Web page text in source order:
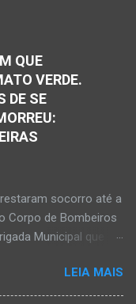
QUE
VERDE.
DE SE
socorro até a
Corpo de Bombeiros
Municipal que
álbum pessoal Kauan
sua rede social a
LEIA MAIS